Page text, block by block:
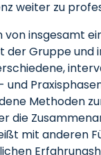
weiter zu
von insgesamt
der Gruppe und
Methoden
die
mit anderen